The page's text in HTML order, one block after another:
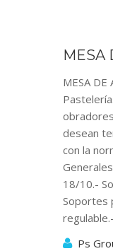
MESA
MESA
desean
con la
18/10.-
Soportes
Ps